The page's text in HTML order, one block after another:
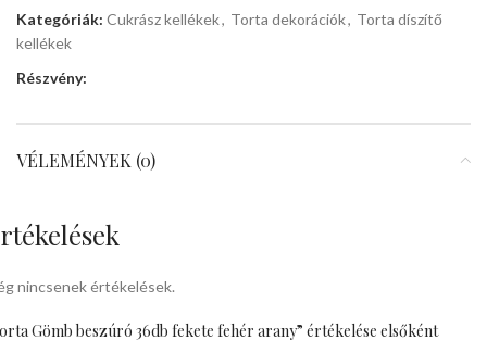
Kategóriák: Cukrász kellékek, Torta dekorációk, Torta díszítő
kellékek
Részvény:
VÉLEMÉNYEK (0)
nincsenek értékelések.
Gömb beszúró 36db fekete fehér arany” értékelése elsőként